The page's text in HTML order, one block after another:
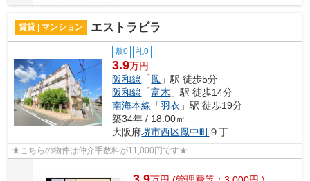
賃貸 | マンション エストラビラ
敷0 礼0
3.9万円
阪和線 「鳳 」駅 徒歩5分
阪和線 「富木 」駅 徒歩14分
南海本線 「羽衣 」駅 徒歩19分
築34年 / 18.00㎡
大阪府堺市西区鳳中町９丁
★こちらの物件は仲介手数料が11,000円です★